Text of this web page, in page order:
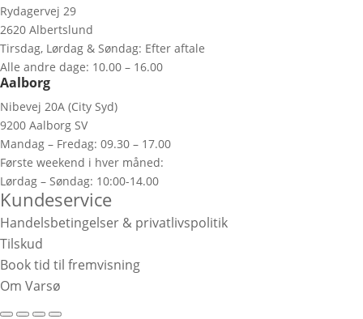
Rydagervej 29
2620 Albertslund
Tirsdag, Lørdag & Søndag: Efter aftale
Alle andre dage: 10.00 – 16.00
Aalborg
Nibevej 20A (City Syd)
9200 Aalborg SV
Mandag – Fredag: 09.30 – 17.00
Første weekend i hver måned:
Lørdag – Søndag: 10:00-14.00
Kundeservice
Handelsbetingelser & privatlivspolitik
Tilskud
Book tid til fremvisning
Om Varsø